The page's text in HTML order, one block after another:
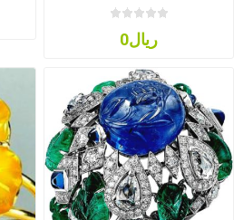
ریال0